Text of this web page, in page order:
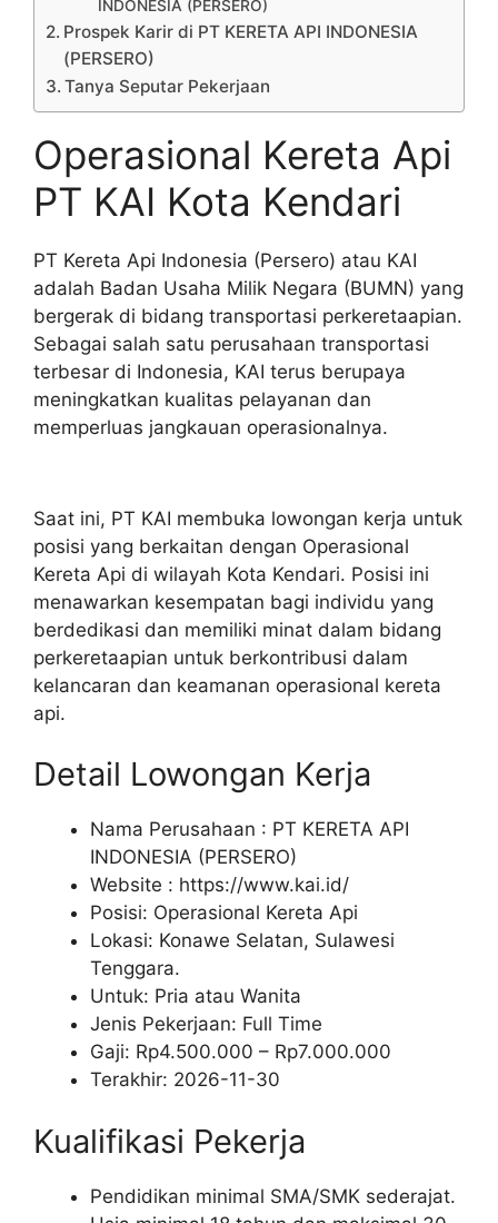
INDONESIA (PERSERO)
Prospek Karir di PT KERETA API INDONESIA
(PERSERO)
Tanya Seputar Pekerjaan
Operasional Kereta Api
PT KAI Kota Kendari
PT Kereta Api Indonesia (Persero) atau KAI
adalah Badan Usaha Milik Negara (BUMN) yang
bergerak di bidang transportasi perkeretaapian.
Sebagai salah satu perusahaan transportasi
terbesar di Indonesia, KAI terus berupaya
meningkatkan kualitas pelayanan dan
memperluas jangkauan operasionalnya.
Saat ini, PT KAI membuka lowongan kerja untuk
posisi yang berkaitan dengan Operasional
Kereta Api di wilayah Kota Kendari. Posisi ini
menawarkan kesempatan bagi individu yang
berdedikasi dan memiliki minat dalam bidang
perkeretaapian untuk berkontribusi dalam
kelancaran dan keamanan operasional kereta
api.
Detail Lowongan Kerja
Nama Perusahaan : PT KERETA API
INDONESIA (PERSERO)
Website : https://www.kai.id/
Posisi: Operasional Kereta Api
Lokasi: Konawe Selatan, Sulawesi
Tenggara.
Untuk: Pria atau Wanita
Jenis Pekerjaan: Full Time
Gaji: Rp4.500.000 – Rp7.000.000
Terakhir: 2026-11-30
Kualifikasi Pekerja
Pendidikan minimal SMA/SMK sederajat.